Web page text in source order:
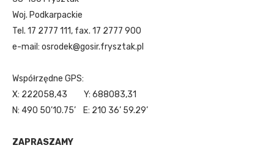
Woj. Podkarpackie
Tel. 17 2777 111, fax. 17 2777 900
e-mail: osrodek@gosir.frysztak.pl
Współrzędne GPS:
X: 222058,43 Y: 688083,31
N: 490 50’10.75’ E: 210 36’ 59.29’
ZAPRASZAMY